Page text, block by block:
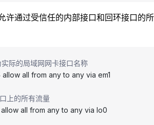
许通过受信任的内部接口和回环接口的
际的局域网网卡接口名称
all from any to any via em1
上的所有流量
all from any to any via lo0